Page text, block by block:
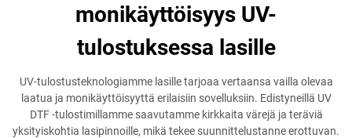
monikäyttöisyys UV-
tulostuksessa lasille
UV-tulostusteknologiamme lasille tarjoaa vertaansa vailla olevaa
laatua ja monikäyttöisyyttä erilaisiin sovelluksiin. Edistyneillä UV
DTF -tulostimillamme saavutamme kirkkaita värejä ja teräviä
yksityiskohtia lasipinnoille, mikä tekee suunnittelustanne erottuvan.